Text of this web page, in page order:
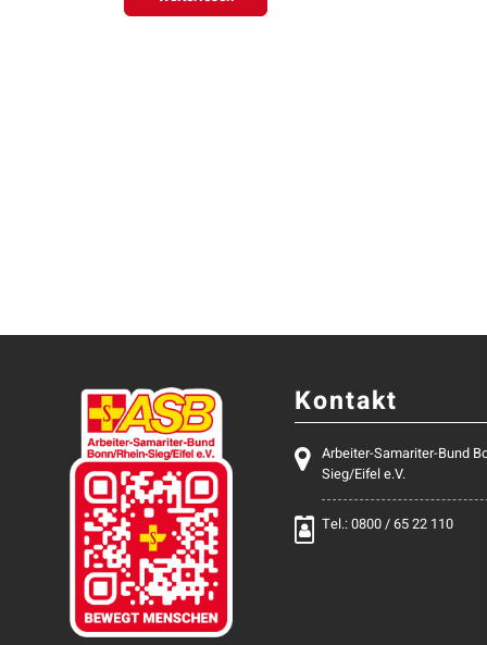
Kontakt
Arbeiter-Samariter-Bund
Sieg/Eifel e.V.
Tel.: 0800 / 65 22 110